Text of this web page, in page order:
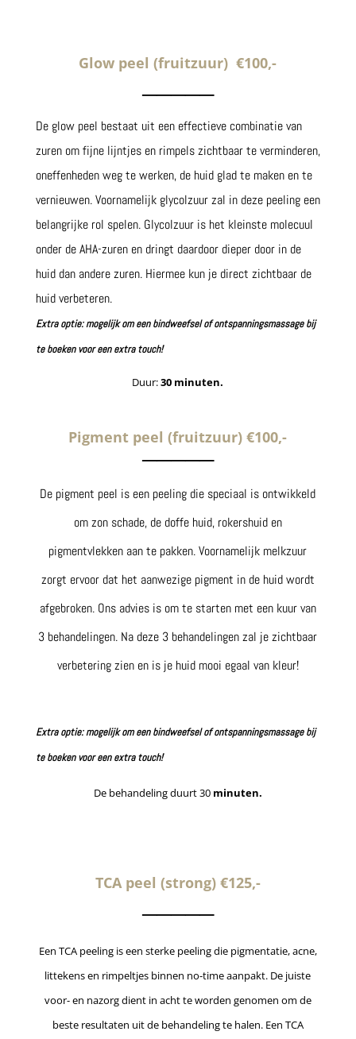
Glow peel (fruitzuur) €100,-
─────
De glow peel bestaat uit een effectieve combinatie van
zuren om fijne lijntjes en rimpels zichtbaar te verminderen,
oneffenheden weg te werken, de huid glad te maken en te
vernieuwen. Voornamelijk glycolzuur zal in deze peeling een
belangrijke rol spelen. Glycolzuur is het kleinste molecuul
onder de AHA-zuren en dringt daardoor dieper door in de
huid dan andere zuren. Hiermee kun je direct zichtbaar de
huid verbeteren.
Extra optie: mogelijk om een bindweefsel of ontspanningsmassage bij
te boeken voor een extra touch!
Duur:30 minuten.
Pigment peel (fruitzuur)€100,-
─────
De pigment peel is een peeling die speciaal is ontwikkeld
om zon schade, de doffe huid, rokershuid en
pigmentvlekken aan te pakken. Voornamelijk melkzuur
zorgt ervoor dat het aanwezige pigment in de huid wordt
afgebroken. Ons advies is om te starten met een kuur van
3 behandelingen. Na deze 3 behandelingen zal je zichtbaar
verbetering zien en is je huid mooi egaal van kleur!
Extra optie: mogelijk om een bindweefsel of ontspanningsmassage bij
te boeken voor een extra touch!
De behandeling duurt 30minuten.
TCA peel (strong) €125,-
─────
Een TCA peeling is een sterke peeling die pigmentatie, acne,
littekens en rimpeltjes binnen no-time aanpakt. De juiste
voor- en nazorg dient in acht te worden genomen om de
beste resultaten uit de behandeling te halen. Een TCA